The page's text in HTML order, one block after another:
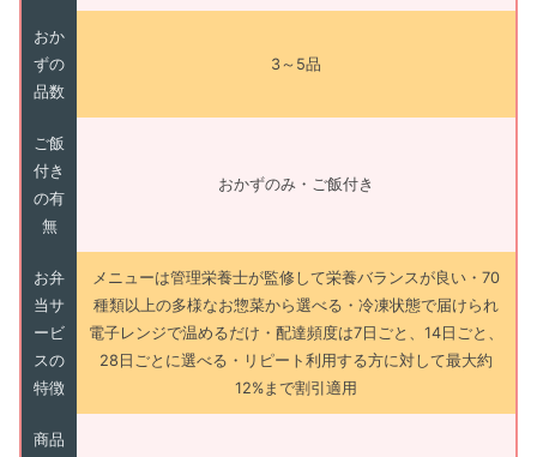
おか
ずの
品数
3～5品
ご飯
付き
の有
無
おかずのみ・ご飯付き
お弁
当サ
ービ
スの
特徴
メニューは管理栄養士が監修して栄養バランスが良い・70
種類以上の多様なお惣菜から選べる・冷凍状態で届けられ
電子レンジで温めるだけ・配達頻度は7日ごと、14日ごと、
28日ごとに選べる・リピート利用する方に対して最大約
12%まで割引適用
商品